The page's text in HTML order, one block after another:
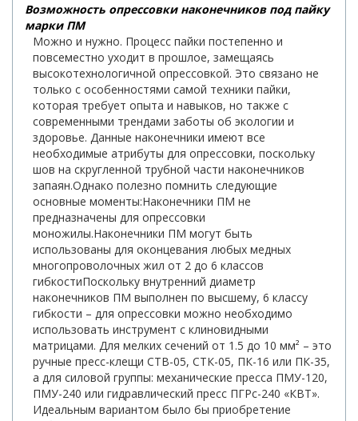
Возможность опрессовки наконечников под пайку
марки ПМ
Можно и нужно. Процесс пайки постепенно и
повсеместно уходит в прошлое, замещаясь
высокотехнологичной опрессовкой. Это связано не
только с особенностями самой техники пайки,
которая требует опыта и навыков, но также с
современными трендами заботы об экологии и
здоровье. Данные наконечники имеют все
необходимые атрибуты для опрессовки, поскольку
шов на скругленной трубной части наконечников
запаян.Однако полезно помнить следующие
основные моменты:Наконечники ПМ не
предназначены для опрессовки
моножилы.Наконечники ПМ могут быть
использованы для оконцевания любых медных
многопроволочных жил от 2 до 6 классов
гибкостиПоскольку внутренний диаметр
наконечников ПМ выполнен по высшему, 6 классу
гибкости – для опрессовки можно необходимо
использовать инструмент с клиновидными
матрицами. Для мелких сечений от 1.5 до 10 мм² – это
ручные пресс-клещи СТВ-05, СТК-05, ПК-16 или ПК-35,
а для силовой группы: механические пресса ПМУ-120,
ПМУ-240 или гидравлический пресс ПГРс-240 «КВТ».
Идеальным вариантом было бы приобретение